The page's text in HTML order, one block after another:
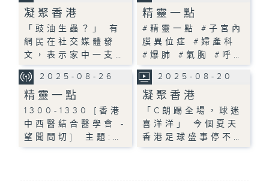
凝聚香港
「豉油生蟲？」 有
網民在社交媒體發
文，表示家中一支…
精靈一點
#精靈一點 #子宮內
膜異位症 #婦產科
#爆肺 #氣胸 #呼…
2025-08-26
精靈一點
1300-1330 [香港
中西醫結合醫學會 -
望聞問切] 主題:…
2025-08-20
凝聚香港
「C朗踢全場，球迷
喜洋洋」 今個夏天
香港足球盛事停不…